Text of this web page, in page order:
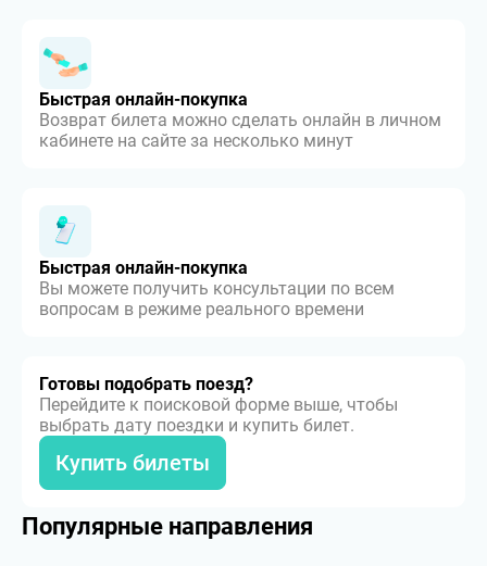
Быстрая онлайн-покупка
Возврат билета можно сделать онлайн в личном
кабинете на сайте за несколько минут
Быстрая онлайн-покупка
Вы можете получить консультации по всем
вопросам в режиме реального времени
Готовы подобрать поезд?
Перейдите к поисковой форме выше, чтобы
выбрать дату поездки и купить билет.
Купить билеты
Популярные направления